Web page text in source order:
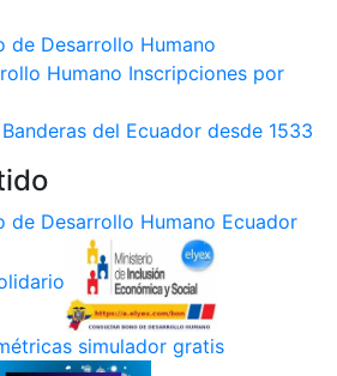
de Desarrollo Humano
Humano Inscripciones por
del Ecuador desde 1533
de Desarrollo Humano Ecuador
simulador gratis